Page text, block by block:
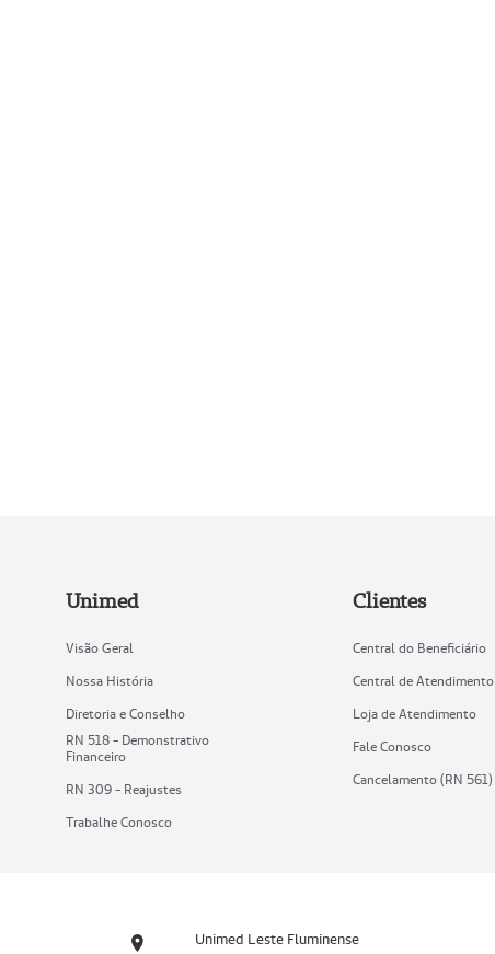
Unimed
Visão Geral
Nossa História
Diretoria e Conselho
RN 518 - Demonstrativo
Financeiro
RN 309 - Reajustes
Trabalhe Conosco
Clientes
Central do Beneficiário
Central de Atendimento
Loja de Atendimento
Fale Conosco
Cancelamento (RN 561)
Unimed Leste Fluminense